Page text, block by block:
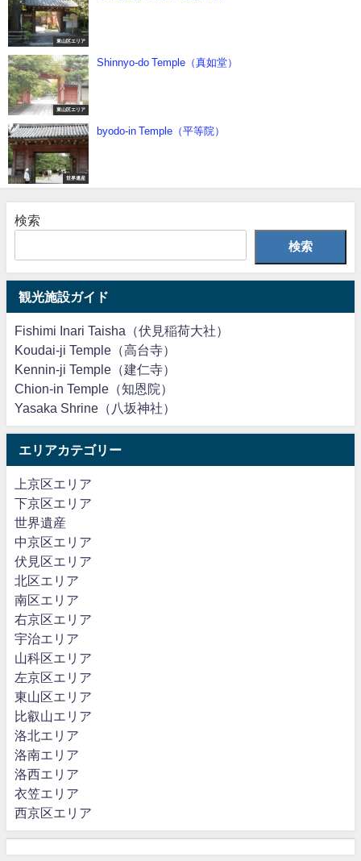
東山区エリア
東山区エリア
Shinnyo-do Temple（真如堂）
世界遺産
byodo-in Temple（平等院）
検索
検索
観光施設ガイド
Fishimi Inari Taisha（伏見稲荷大社）
Koudai-ji Temple（高台寺）
Kennin-ji Temple（建仁寺）
Chion-in Temple（知恩院）
Yasaka Shrine（八坂神社）
エリアカテゴリー
上京区エリア
下京区エリア
世界遺産
中京区エリア
伏見区エリア
北区エリア
南区エリア
右京区エリア
宇治エリア
山科区エリア
左京区エリア
東山区エリア
比叡山エリア
洛北エリア
洛南エリア
洛西エリア
衣笠エリア
西京区エリア